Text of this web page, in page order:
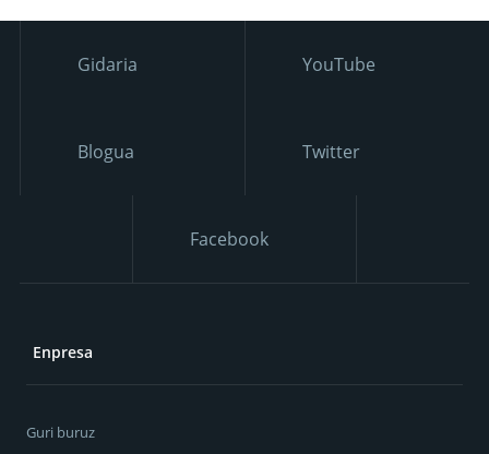
Gidaria YouTube
Blogua Twitter
Facebook
Enpresa
Guri buruz